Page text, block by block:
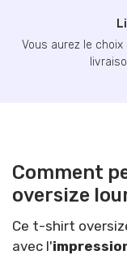
Vous aurez le
Comment
oversize
Ce t-shirt
avec l'